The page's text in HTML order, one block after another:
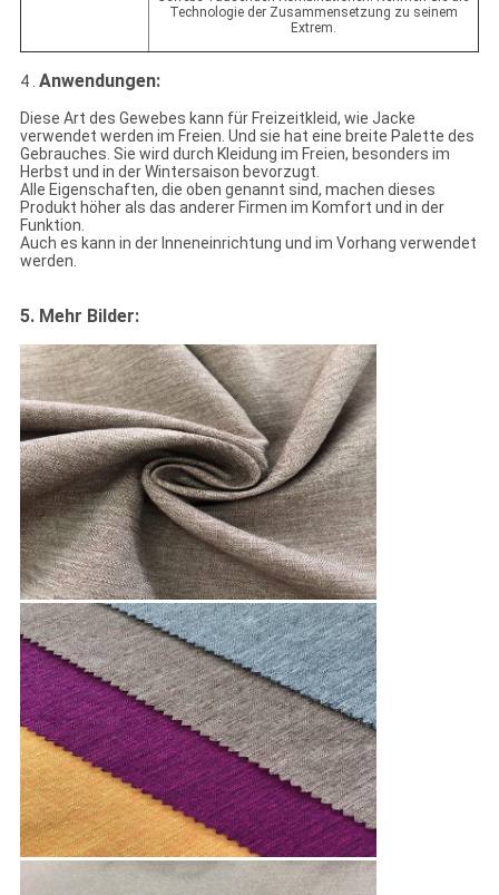
Technologie der Zusammensetzung zu seinem
Extrem.
4 . Anwendungen:
Diese Art des Gewebes kann für Freizeitkleid, wie Jacke
verwendet werden im Freien. Und sie hat eine breite Palette des
Gebrauches. Sie wird durch Kleidung im Freien, besonders im
Herbst und in der Wintersaison bevorzugt.
Alle Eigenschaften, die oben genannt sind, machen dieses
Produkt höher als das anderer Firmen im Komfort und in der
Funktion.
Auch es kann in der Inneneinrichtung und im Vorhang verwendet
werden.
5. Mehr Bilder: